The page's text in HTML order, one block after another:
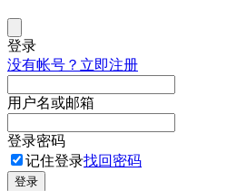
登录
没有帐号？立即注册
用户名或邮箱
登录密码
记住登录找回密码
登录